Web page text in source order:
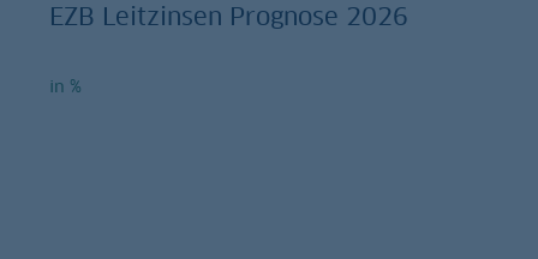
EZB Leitzinsen Prognose 2026
in %